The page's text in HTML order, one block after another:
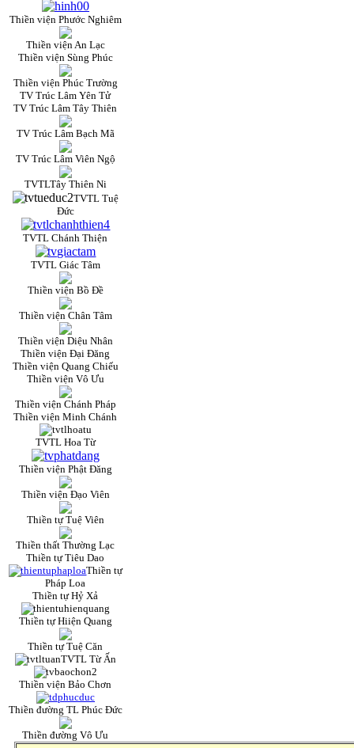
Thiền viện Phước Nghiêm
Thiền viện An Lạc
Thiền viện Sùng Phúc
Thiền viện Phúc Trường
TV Trúc Lâm Yên Tử
TV Trúc Lâm Tây Thiên
TV Trúc Lâm Bạch Mã
TV Trúc Lâm Viên Ngộ
TVTLTây Thiên Ni
TVTL Tuệ
Đức
TVTL Chánh Thiện
TVTL Giác Tâm
Thiền viện Bồ Đề
Thiền viện Chân Tâm
Thiền viện Diệu Nhân
Thiền viện Đại Đăng
Thiền viện Quang Chiếu
Thiền viện Vô Ưu
Thiền viện Chánh Pháp
Thiền viện Minh Chánh
TVTL Hoa Từ
Thiền viện Phật Đăng
Thiền viện Đạo Viên
Thiền tự Tuệ Viên
Thiền thất Thường Lạc
Thiền tự Tiêu Dao
Thiền tự
Pháp Loa
Thiền tự Hỷ Xả
Thiền tự Hiiện Quang
Thiền tự Tuệ Căn
TVTL Từ Ấn
Thiền viện Bảo Chơn
Thiền đường TL Phúc Đức
Thiền đường Vô Ưu